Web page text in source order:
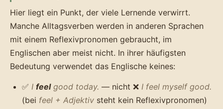
Hier liegt ein Punkt, der viele Lernende verwirrt.
Manche Alltagsverben werden in anderen Sprachen
mit einem Reflexivpronomen gebraucht, im
Englischen aber meist nicht. In ihrer häufigsten
Bedeutung verwendet das Englische keines:
✅ I feelgood today. — nicht ❌ I feel myself good.
(bei feel + Adjektiv steht kein Reflexivpronomen)